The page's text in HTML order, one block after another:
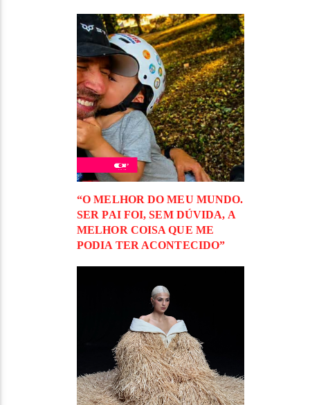
“O MELHOR DO MEU MUNDO.
SER PAI FOI, SEM DÚVIDA, A
MELHOR COISA QUE ME
PODIA TER ACONTECIDO”